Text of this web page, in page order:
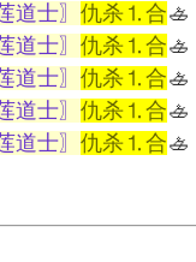
道士〗 仇杀⒈合🚣
道士〗 仇杀⒈合🚣
道士〗 仇杀⒈合🚣
道士〗 仇杀⒈合🚣
道士〗 仇杀⒈合🚣